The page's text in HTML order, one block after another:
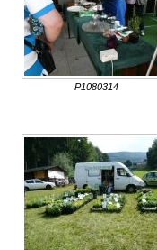
P1080314